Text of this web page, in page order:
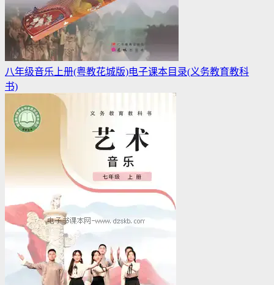
八年级音乐上册(粤教花城版)电子课本目录(义务教育教科
书)